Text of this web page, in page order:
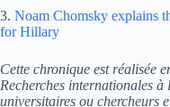
3. Noam Chomsky explains
for Hillary
Cette chronique est réalisée
Recherches internationales
universitaires ou chercheurs